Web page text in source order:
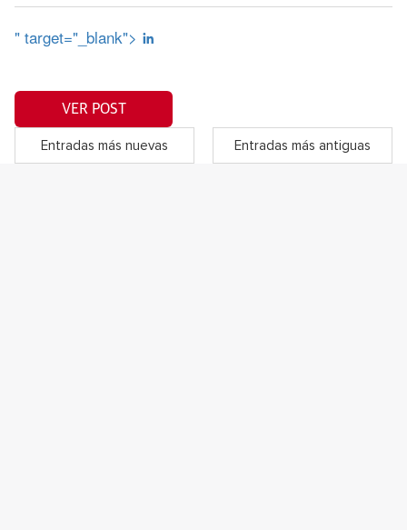
" target="_blank">
VER POST
Entradas más nuevas Entradas más antiguas